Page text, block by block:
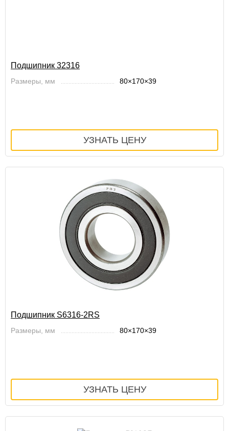
Подшипник 32316
Размеры, мм 80×170×39
Подшипник S6316-2RS
Размеры, мм 80×170×39